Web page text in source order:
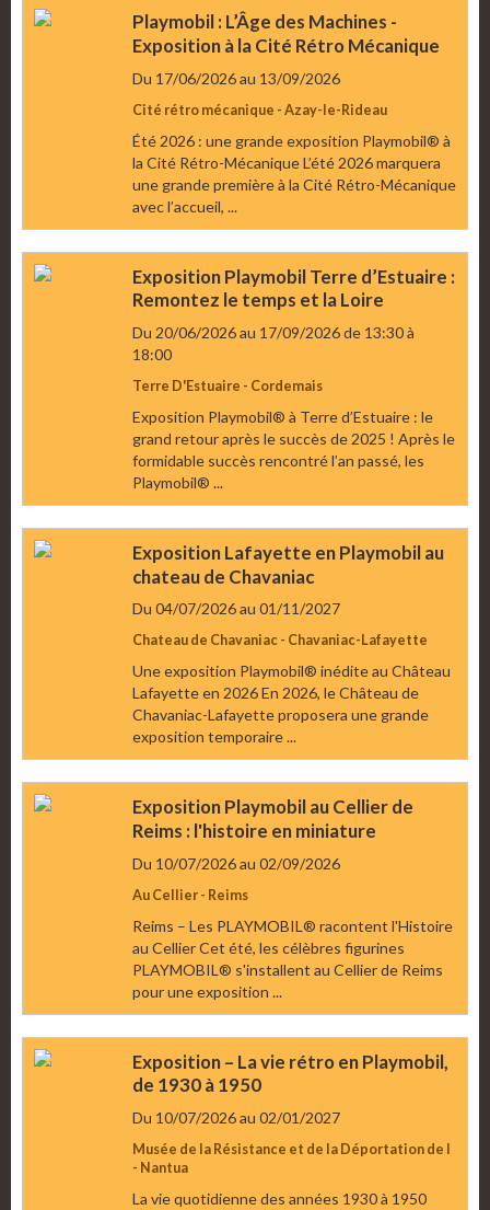
Playmobil : L’Âge des Machines -
Exposition à la Cité Rétro Mécanique
Du 17/06/2026au 13/09/2026
Cité rétro mécanique - Azay-le-Rideau
Été 2026 : une grande exposition Playmobil® à
la Cité Rétro-Mécanique L’été 2026 marquera
une grande première à la Cité Rétro-Mécanique
avec l’accueil, ...
Exposition Playmobil Terre d’Estuaire :
Remontez le temps et la Loire
Du 20/06/2026au 17/09/2026de 13:30à
18:00
Terre D'Estuaire - Cordemais
Exposition Playmobil® à Terre d’Estuaire : le
grand retour après le succès de 2025 ! Après le
formidable succès rencontré l’an passé, les
Playmobil® ...
Exposition Lafayette en Playmobil au
chateau de Chavaniac
Du 04/07/2026au 01/11/2027
Chateau de Chavaniac - Chavaniac-Lafayette
Une exposition Playmobil® inédite au Château
Lafayette en 2026 En 2026, le Château de
Chavaniac-Lafayette proposera une grande
exposition temporaire ...
Exposition Playmobil au Cellier de
Reims : l'histoire en miniature
Du 10/07/2026au 02/09/2026
Au Cellier - Reims
Reims – Les PLAYMOBIL® racontent l'Histoire
au Cellier Cet été, les célèbres figurines
PLAYMOBIL® s'installent au Cellier de Reims
pour une exposition ...
Exposition – La vie rétro en Playmobil,
de 1930 à 1950
Du 10/07/2026au 02/01/2027
Musée de la Résistance et de la Déportation de l
- Nantua
La vie quotidienne des années 1930 à 1950